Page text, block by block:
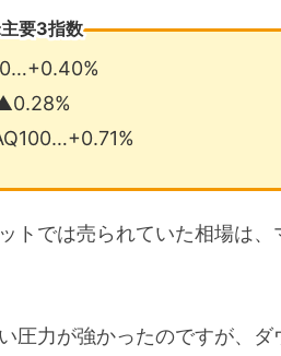
要3指数
トでは売られていた相場は
圧力が強かったのですが、